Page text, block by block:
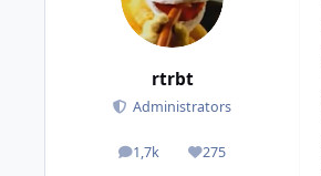
rtrbt
Administrators
1,7k
posts 275
Reputation